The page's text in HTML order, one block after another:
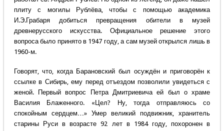
плиту с могилы Рублёва, чтобы с помощью академика
И.Э.Грабаря добиться превращения обители в музей
древнерусского искусства. Официальное решение этого
вопроса было принято в 1947 году, а сам музей открылся лишь в
1960-м.
Говорят, что, когда Барановский был осуждён и приговорён к
ссылке в Сибирь, ему перед отъездом позволили увидеться с
женой. Первый вопрос Петра Дмитриевича ей был о храме
Василия Блаженного. «Цел? Ну, тогда отправляюсь со
спокойным сердцем…» Умер великий подвижник, хранитель
старины Руси в возрасте 92 лет в 1984 году, похоронен в